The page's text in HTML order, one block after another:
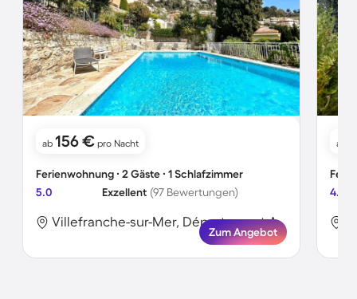
ab 156 € pro Nacht
Ferienwohnung ∙ 2 Gäste ∙ 1 Schlafzimmer
5.0
Exzellent (97 Bewertungen)
Villefranche-sur-Mer, Département Alpes-Maritimes, Frankreich
Zum Angebot
ab
4.9